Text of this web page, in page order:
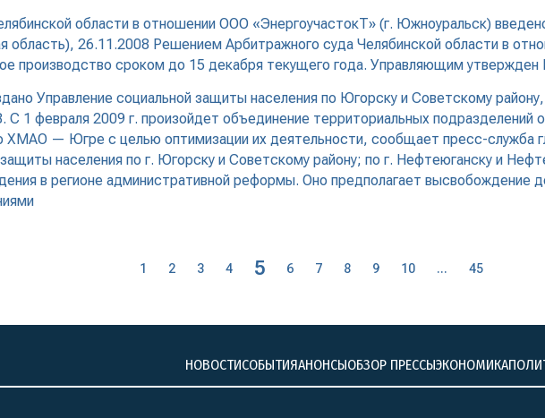
области в отношении ООО «ЭнергоучастокТ» (г. Южноуральск)
область), 26.11.2008 Решением Арбитражного суда Челябинской области в
производство сроком до 15 декабря текущего года. Управляющим
Управление социальной защиты населения по Югорску и Советскому
февраля 2009 г. произойдет объединение территориальных подразделений
ХМАО — Югре с целью оптимизации их деятельности, сообщает пресс-служба
населения по г. Югорску и Советскому району; по г. Нефтеюганску и
в регионе административной реформы. Оно предполагает высвобождение
1 2 3 4 5 6 7 8 9 10 ... 45
НОВОСТИСОБЫТИЯАНОНСЫОБЗОР ПРЕССЫЭКОНОМИКА